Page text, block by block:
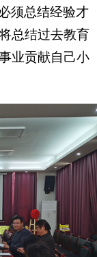
须总结经验才
总结过去教育
业贡献自己小